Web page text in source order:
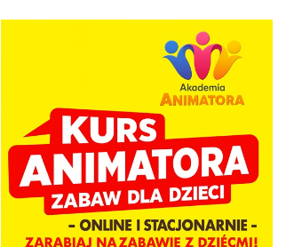
wpłatą